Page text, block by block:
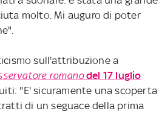
molto. Mi auguro di poter
sull'attribuzione a
romanodel 17 luglio
"E' sicuramente una scoperta
di un seguace della prima